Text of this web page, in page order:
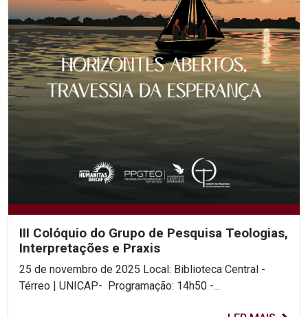
III Colóquio do Grupo de Pesquisa Teologias,
Interpretações e Praxis
25 de novembro de 2025 Local: Biblioteca Central -
Térreo | UNICAP- Programação: 14h50 -...